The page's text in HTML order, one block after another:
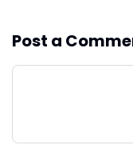
Post a